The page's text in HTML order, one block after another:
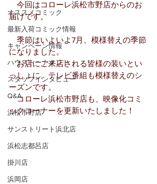
オススメコミック
最新入荷コミック情報
キャンペーン情報
ハウストーナメント
スタッフインタビュー
Q&A
浜松市野店
サンストリート浜北店
浜松志都呂店
掛川店
浜岡店
今回はコローレ浜松市野店からのお
届けです。
季節はいよいよ7月、模様替えの季節
になりました。
お店にご来店される皆様の装いとい
っしょに、テレビ番組も模様替えのシ
ーズンです。
コローレ浜松市野店も、映像化コミ
ックコーナーを更新いたしました！